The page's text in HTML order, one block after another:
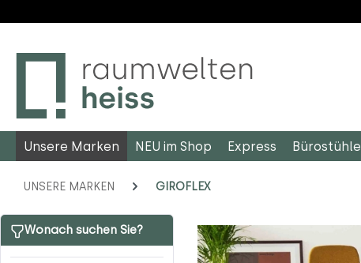
Unsere Marken NEU im Shop Express Bürostühle
UNSERE MARKEN GIROFLEX
Wonach suchen Sie?